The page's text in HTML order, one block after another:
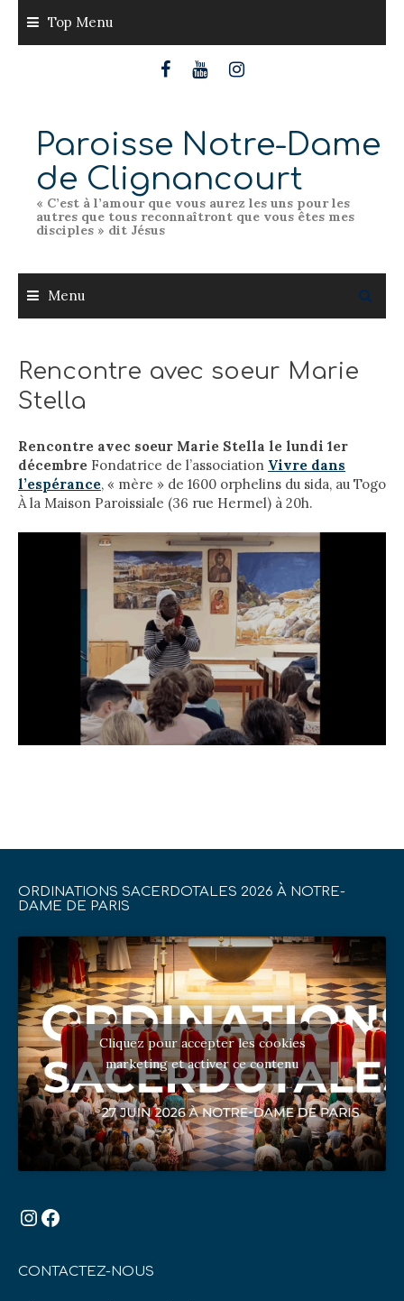
content
Top Menu
Paroisse Notre-Dame
de Clignancourt
« C’est à l’amour que vous aurez les uns pour les
autres que tous reconnaîtront que vous êtes mes
disciples » dit Jésus
Menu
Rencontre avec soeur Marie
Stella
Rencontre avec soeur Marie Stella le lundi 1er
décembre Fondatrice de l’association Vivre dans
l’espérance, « mère » de 1600 orphelins du sida, au Togo
À la Maison Paroissiale (36 rue Hermel) à 20h.
ORDINATIONS SACERDOTALES 2026 À NOTRE-
DAME DE PARIS
Cliquez pour accepter les cookies
marketing et activer ce contenu
Instagram
Facebook
CONTACTEZ-NOUS